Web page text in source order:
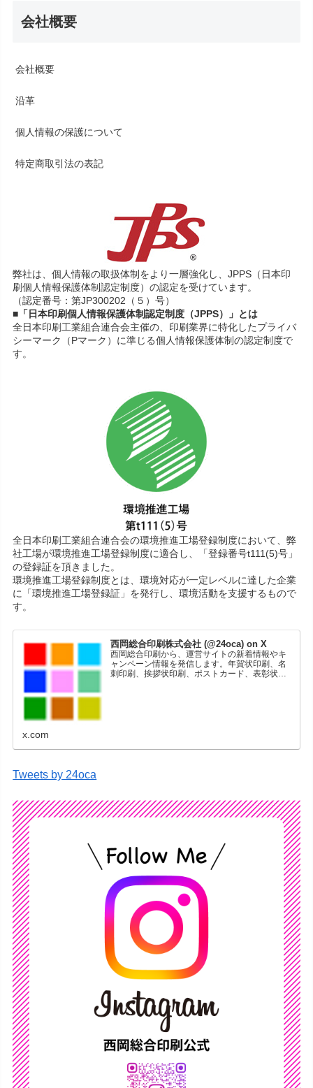
会社概要
会社概要
沿革
個人情報の保護について
特定商取引法の表記
弊社は、個人情報の取扱体制をより一層強化し、JPPS（日本印
刷個人情報保護体制認定制度）の認定を受けています。
（認定番号：第JP300202（５）号）
■「日本印刷個人情報保護体制認定制度（JPPS）」とは
全日本印刷工業組合連合会主催の、印刷業界に特化したプライバ
シーマーク（Pマーク）に準じる個人情報保護体制の認定制度で
す。
全日本印刷工業組合連合会の環境推進工場登録制度において、弊
社工場が環境推進工場登録制度に適合し、「登録番号t111(5)号」
の登録証を頂きました。
環境推進工場登録制度とは、環境対応が一定レベルに達した企業
に「環境推進工場登録証」を発行し、環境活動を支援するもので
す。
西岡総合印刷株式会社 (@24oca) on X
西岡総合印刷から、運営サイトの新着情報やキ
ャンペーン情報を発信します。年賀状印刷、名
刺印刷、挨拶状印刷、ポストカード、表彰状印
x.com
Tweets by 24oca